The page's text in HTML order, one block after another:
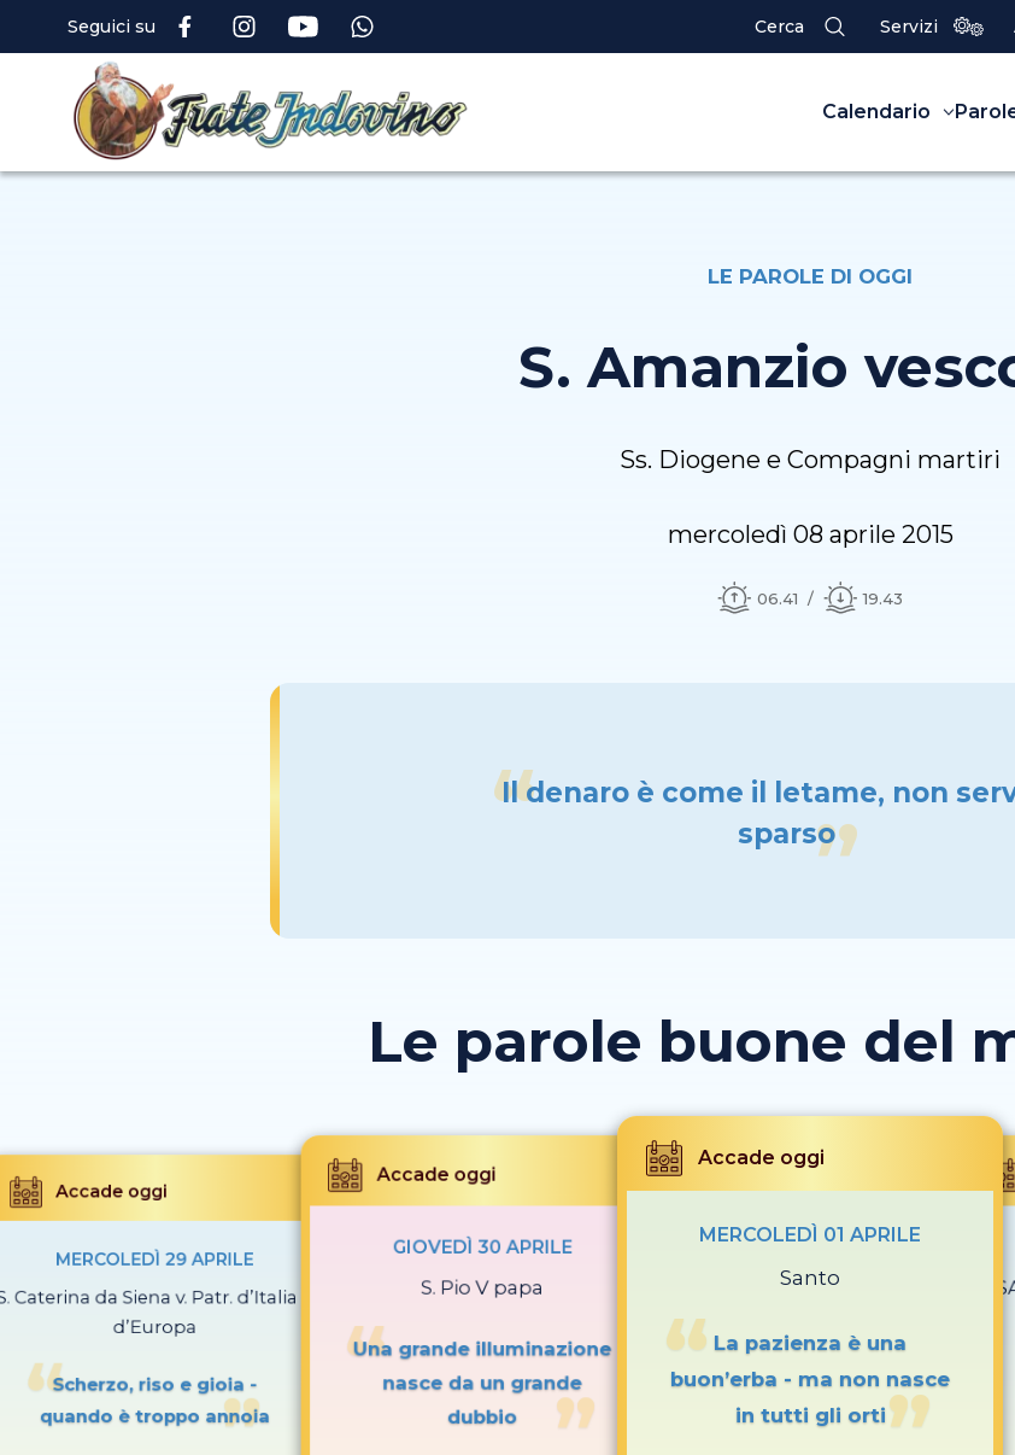
Seguici su Cerca Servizi
Calendario
LE PAROLE DI OGGI
S. Amanzio
Ss. Diogene e Compagni martiri
mercoledì 08 aprile 2015
06.41 19.43
Il denaro è come il letame, non
sparso
Le parole buone del
Accade oggi
MERCOLEDÌ 29 APRILE
Caterina da Siena v. Patr. d’Italia e
d’Europa
Scherzo, riso e gioia -
quando è troppo annoia
Accade oggi
GIOVEDÌ 30 APRILE
S. Pio V papa
Una grande illuminazione
nasce da un grande
dubbio
Accade oggi
MERCOLEDÌ 01 APRILE
Santo
La pazienza è una
buon’erba - ma non nasce
in tutti gli orti